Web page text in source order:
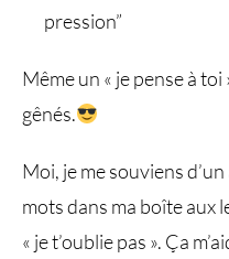
pression”
Même un « je pense à
gênés.
Moi, je me souviens
mots dans ma boîte aux
« je t’oublie pas ». Ça